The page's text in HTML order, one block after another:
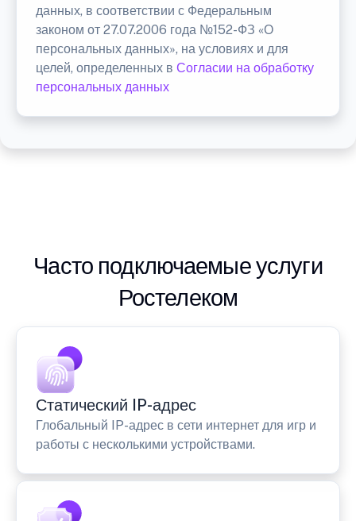
данных, в соответствии с Федеральным
законом от 27.07.2006 года №152-ФЗ «О
персональных данных», на условиях и для
целей, определенных в Согласии на обработку
персональных данных
Часто подключаемые услуги
Ростелеком
Статический IP-адрес
Глобальный IP-адрес в сети интернет для игр и
работы с несколькими устройствами.